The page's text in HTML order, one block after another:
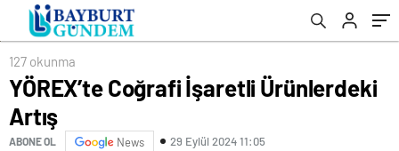
127 okunma
YÖREX’te Coğrafi İşaretli Ürünlerdeki
Artış
ABONE OL News 29 Eylül 2024 11:05